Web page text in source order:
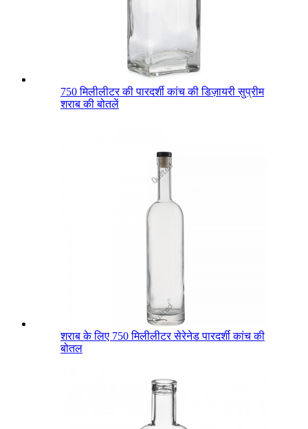
750 मिलीलीटर की पारदर्शी कांच की डिज़ायरी सुप्रीम
शराब की बोतलें
शराब के लिए 750 मिलीलीटर सेरेनेड पारदर्शी कांच की
बोतल